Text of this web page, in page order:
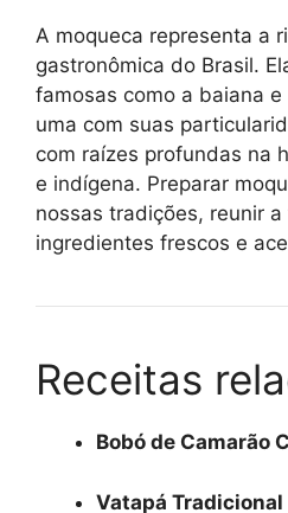
A moqueca representa a
gastronômica do Brasil.
famosas como a baiana
uma com suas
com raízes profundas na
e indígena. Preparar
nossas tradições, reunir
ingredientes frescos e
Receitas
Bobó de Camarão
Vatapá Tradicional